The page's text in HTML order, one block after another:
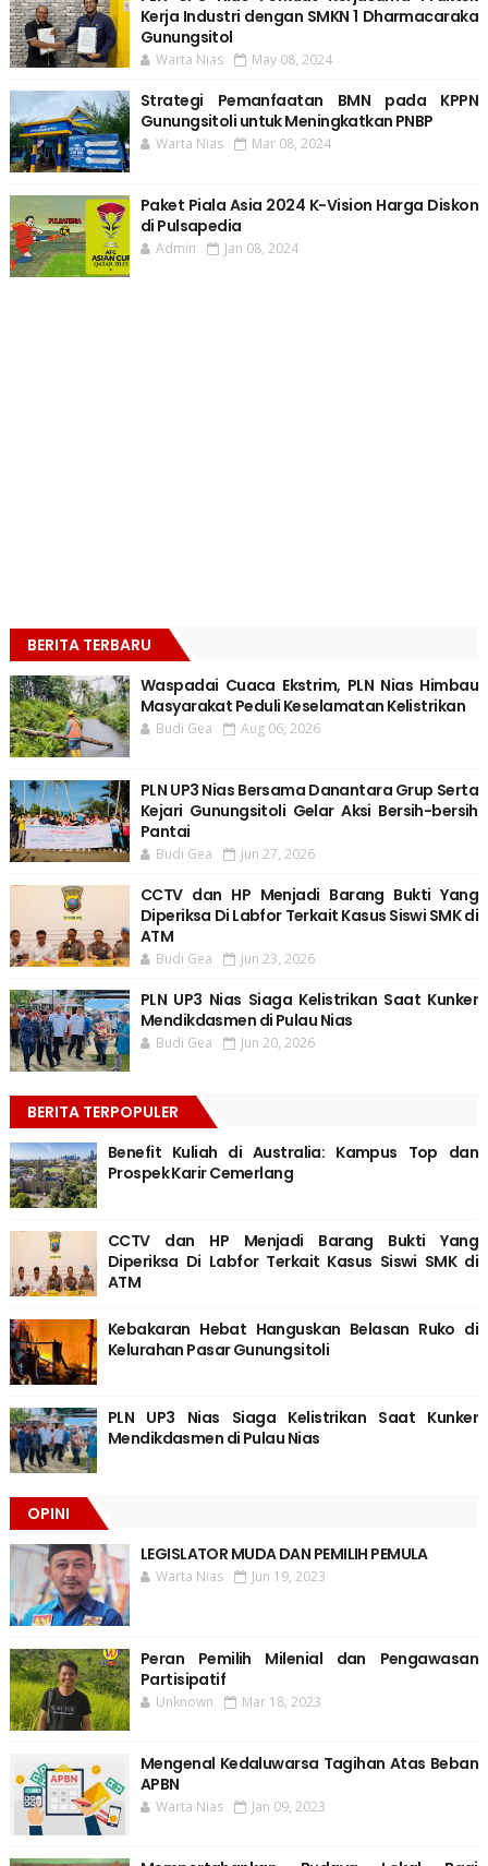
Kerja Industri dengan SMKN 1 Dharmacaraka
Gunungsitol
Warta Nias May 08, 2024
Strategi Pemanfaatan BMN pada KPPN
Gunungsitoli untuk Meningkatkan PNBP
Warta Nias Mar 08, 2024
Paket Piala Asia 2024 K-Vision Harga Diskon
di Pulsapedia
Admin Jan 08, 2024
BERITA TERBARU
Waspadai Cuaca Ekstrim, PLN Nias Himbau
Masyarakat Peduli Keselamatan Kelistrikan
Budi Gea Aug 06, 2026
PLN UP3 Nias Bersama Danantara Grup Serta
Kejari Gunungsitoli Gelar Aksi Bersih-bersih
Pantai
Budi Gea Jun 27, 2026
CCTV dan HP Menjadi Barang Bukti Yang
Diperiksa Di Labfor Terkait Kasus Siswi SMK di
ATM
Budi Gea Jun 23, 2026
PLN UP3 Nias Siaga Kelistrikan Saat Kunker
Mendikdasmen di Pulau Nias
Budi Gea Jun 20, 2026
BERITA TERPOPULER
Benefit Kuliah di Australia: Kampus Top dan
Prospek Karir Cemerlang
CCTV dan HP Menjadi Barang Bukti Yang
Diperiksa Di Labfor Terkait Kasus Siswi SMK di
ATM
Kebakaran Hebat Hanguskan Belasan Ruko di
Kelurahan Pasar Gunungsitoli
PLN UP3 Nias Siaga Kelistrikan Saat Kunker
Mendikdasmen di Pulau Nias
OPINI
LEGISLATOR MUDA DAN PEMILIH PEMULA
Warta Nias Jun 19, 2023
Peran Pemilih Milenial dan Pengawasan
Partisipatif
Unknown Mar 18, 2023
Mengenal Kedaluwarsa Tagihan Atas Beban
APBN
Warta Nias Jan 09, 2023